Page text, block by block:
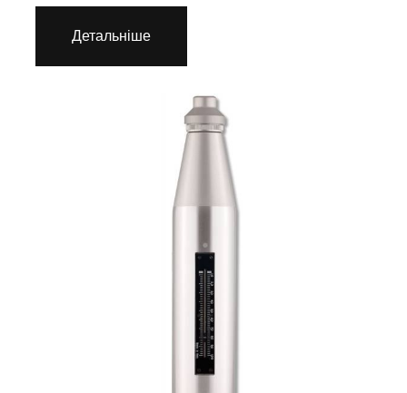
Детальніше